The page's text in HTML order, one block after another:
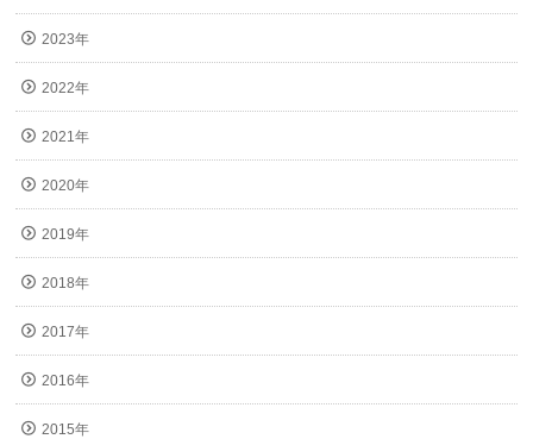
2023年
2022年
2021年
2020年
2019年
2018年
2017年
2016年
2015年